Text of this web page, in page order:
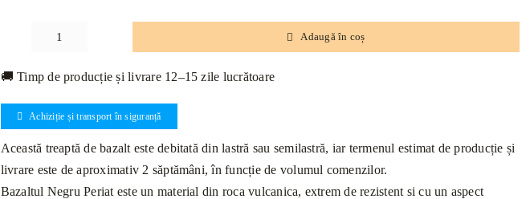
Cantitate
Bazalt
Negru
Periat
Bizotat
1L
130
Adaugă în coș
🚚 Timp de producție și livrare 12–15 zile lucrătoare
Achiziție și transport în siguranță
Această treaptă de bazalt este debitată din lastră sau semilastră, iar termenul estimat de producție și
livrare este de aproximativ 2 săptămâni, în funcție de volumul comenzilor.
Bazaltul Negru Periat este un material din roca vulcanica, extrem de rezistent si cu un aspect